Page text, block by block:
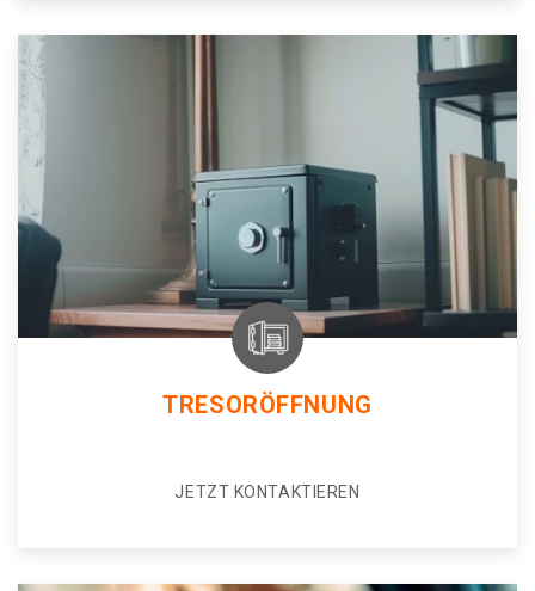
TRESORÖFFNUNG
JETZT KONTAKTIEREN